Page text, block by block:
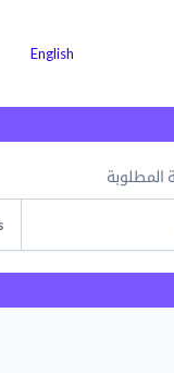
الوظائف
English
المطلوبة